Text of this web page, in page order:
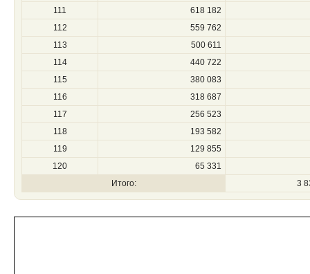
111
618 182
112
559 762
113
500 611
114
440 722
115
380 083
116
318 687
117
256 523
118
193 582
119
129 855
120
65 331
Итого:
3